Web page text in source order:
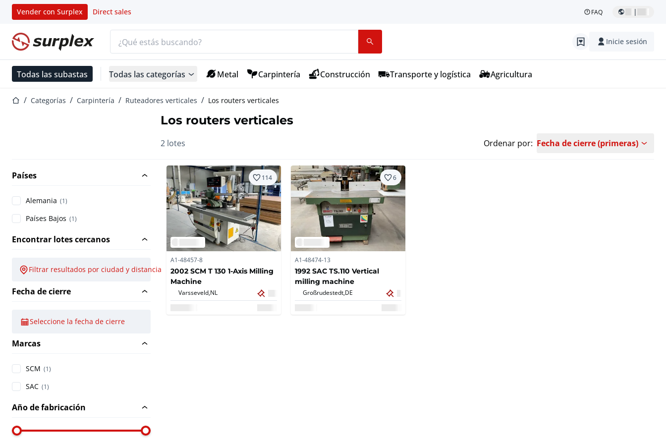
Vender con Surplex Direct sales FAQ |
Página de inicio Inicie sesión
Todas las subastas Todas las categorías Metal Carpintería Construcción Transporte y logística Agricultura
Página de inicio
Categorías Carpintería Ruteadores verticales Los routers verticales
Los routers verticales
2 lotes Ordenar por: Fecha de cierre (primeras)
Países
Alemania (1)
Países Bajos (1)
Encontrar lotes cercanos
Filtrar resultados por ciudad y distancia
Fecha de cierre
Seleccione la fecha de cierre
Marcas
SCM (1)
SAC (1)
Año de fabricación
114
A1-48457-8
2002 SCM T 130 1-Axis Milling
Machine
Varsseveld, NL
6
A1-48474-13
1992 SAC TS.110 Vertical
milling machine
Großrudestedt, DE